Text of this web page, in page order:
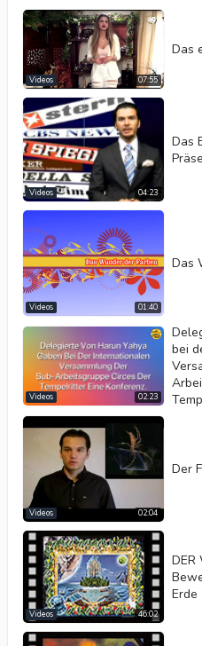
Videotyp
Automatisch abspielen
Kontrolleri göster
Wiederholen
Breite
07:55
Videos
Das
04:23
Videos
Das
01:40
Videos
Das
02:23
Videos
bei
02:04
Videos
Der
46:02
Videos
DER
Erde